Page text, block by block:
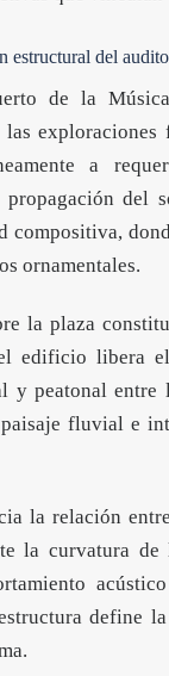
estructural del
de la
a
compositiva,
ornamentales.
la plaza
edificio libera
y peatonal
fluvial e
la relación
la curvatura
define